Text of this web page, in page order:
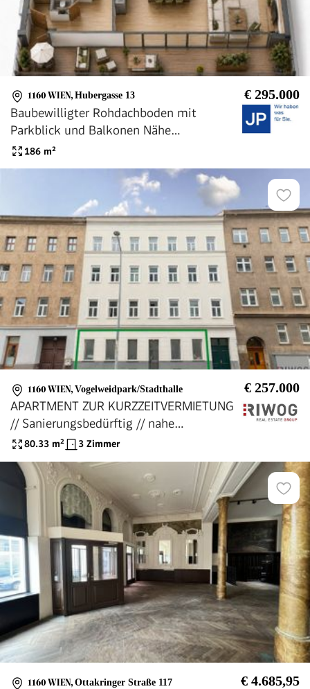
1160 WIEN, Hubergasse 13 € 295.000
Baubewilligter Rohdachboden mit
Parkblick und Balkonen Nähe
Brunnenmarkt
186 m²
1160 WIEN, Vogelweidpark/Stadthalle € 257.000
APARTMENT ZUR KURZZEITVERMIETUNG
// Sanierungsbedürftig // nahe
Burggasse-/Stadthalle
80.33 m² 3 Zimmer
1160 WIEN, Ottakringer Straße 117 € 4.685,95